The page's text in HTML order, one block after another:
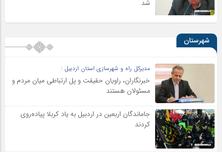
شد
شهرستان
مدیرکل راه و شهرسازی استان اردبیل :
خبرنگاران، راویان حقیقت و پل ارتباطی میان مردم و
مسئولان هستند
جاماندگان اربعین در اردبیل به یاد کربلا پیاده‌روی
کردند